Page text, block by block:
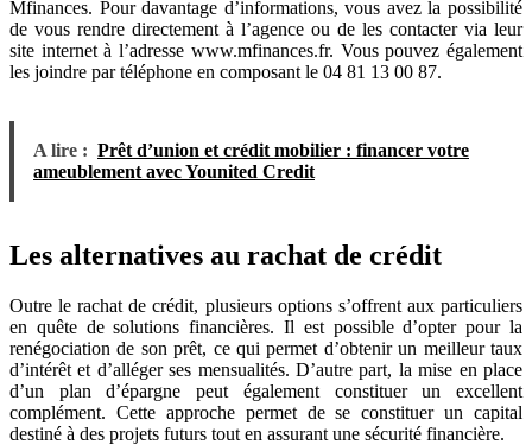
Mfinances. Pour davantage d’informations, vous avez la possibilité
de vous rendre directement à l’agence ou de les contacter via leur
site internet à l’adresse www.mfinances.fr. Vous pouvez également
les joindre par téléphone en composant le 04 81 13 00 87.
A lire : Prêt d’union et crédit mobilier : financer votre
ameublement avec Younited Credit
Les alternatives au rachat de crédit
Outre le rachat de crédit, plusieurs options s’offrent aux particuliers
en quête de solutions financières. Il est possible d’opter pour la
renégociation de son prêt, ce qui permet d’obtenir un meilleur taux
d’intérêt et d’alléger ses mensualités. D’autre part, la mise en place
d’un plan d’épargne peut également constituer un excellent
complément. Cette approche permet de se constituer un capital
destiné à des projets futurs tout en assurant une sécurité financière.